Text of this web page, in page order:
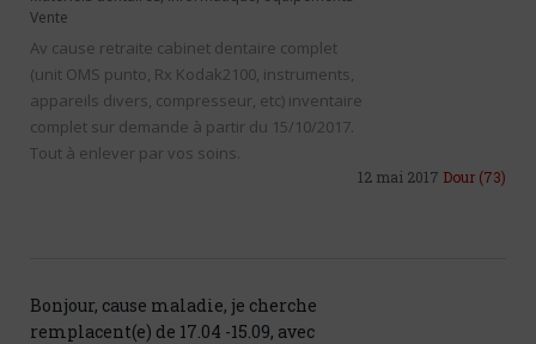
Vente
Av cause retraite cabinet dentaire complet
(unit OMS punto, Rx Kodak2100, instruments,
appareils divers, compresseur, etc) inventaire
complet sur demande à partir du 15/10/2017.
Tout à enlever par vos soins.
12 mai 2017 Dour (73)
Bonjour, cause maladie, je cherche
remplacent(e) de 17.04 -15.09, avec